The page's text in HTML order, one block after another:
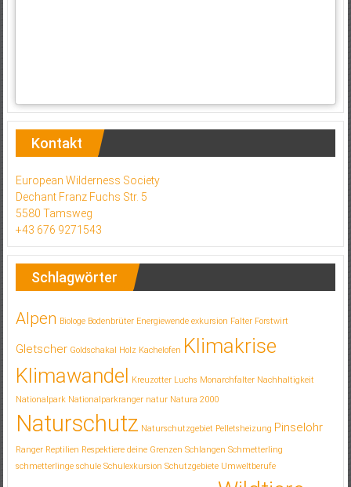
Kontakt
European Wilderness Society
Dechant Franz Fuchs Str. 5
5580 Tamsweg
+43 676 9271543
Schlagwörter
Alpen Biologe Bodenbrüter Energiewende exkursion Falter Forstwirt
Gletscher Goldschakal Holz Kachelofen Klimakrise
Klimawandel Kreuzotter Luchs Monarchfalter Nachhaltigkeit
Nationalpark Nationalparkranger natur Natura 2000
Naturschutz Naturschutzgebiet Pelletsheizung Pinselohr
Ranger Reptilien Respektiere deine Grenzen Schlangen Schmetterling
schmetterlinge schule Schulexkursion Schutzgebiete Umweltberufe